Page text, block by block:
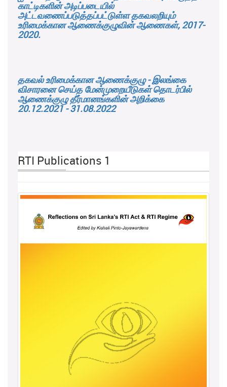
காட்டிகளின் அடிப்படையில்
அட்டவணைப்படுத்தப்பட்டுள்ள தகவலறியும்
உரிமைக்கான ஆணைக்குழுவின் ஆணைகள், 2017-
2020.
தகவல் உரிமைக்கான ஆணைக்குழு - இலங்கை
விசாரனை செய்த மேன்முறையீடுகள் தொடர்பில்
ஆணைக்குழு தீர்மானங்களின் அறிக்கை
20.12.2021 - 31.08.2022
RTI Publications 1